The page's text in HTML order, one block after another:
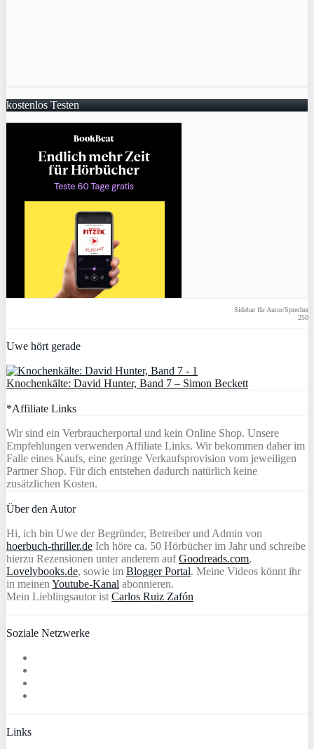
kostenlos Testen
Sidebar für Autor/Sprecher
250
Uwe hört gerade
Knochenkälte: David Hunter, Band 7 – Simon Beckett
*Affiliate Links
Wir sind ein Verbraucherportal und kein Online Shop. Unsere
Empfehlungen verwenden Affiliate Links. Wir bekommen daher im
Falle eines Kaufs, eine geringe Verkaufsprovision vom jeweiligen
Partner Shop. Für dich entstehen dadurch natürlich keine
zusätzlichen Kosten.
Über den Autor
Hi, ich bin Uwe der Begründer, Betreiber und Admin von
hoerbuch-thriller.de Ich höre ca. 50 Hörbücher im Jahr und schreibe
hierzu Rezensionen unter anderem aufGoodreads.com,
Lovelybooks.de, sowie im Blogger Portal. Meine Videos könnt ihr
in meinen Youtube-Kanal abonnieren.
Mein Lieblingsautor ist Carlos Ruiz Zafón
Soziale Netzwerke
Links